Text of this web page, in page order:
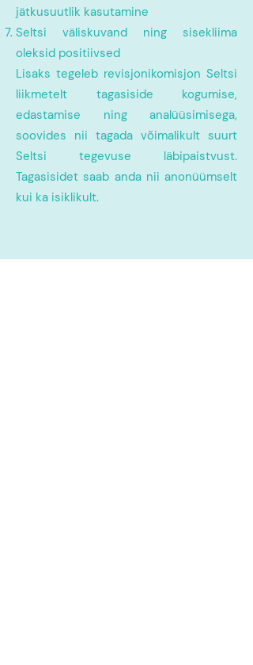
jätkusuutlik kasutamine
Seltsi väliskuvand ning sisekliima
oleksid positiivsed
Lisaks tegeleb revisjonikomisjon Seltsi
liikmetelt tagasiside kogumise,
edastamise ning analüüsimisega,
soovides nii tagada võimalikult suurt
Seltsi tegevuse läbipaistvust.
Tagasisidet saab anda nii anonüümselt
kui ka isiklikult.